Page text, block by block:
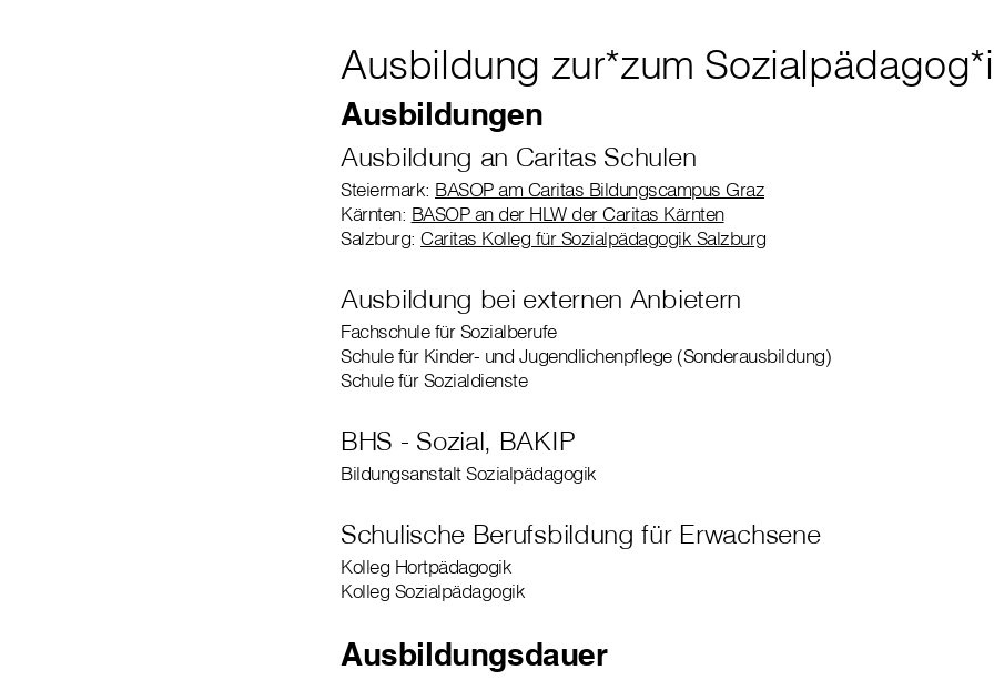
Ausbildung zur*zum
Ausbildungen
Ausbildung an Caritas Schulen
Steiermark: BASOP am Caritas Bildungscampus Graz
Kärnten: BASOP an der HLW der Caritas Kärnten
Salzburg: Caritas Kolleg für Sozialpädagogik Salzburg
Ausbildung bei externen Anbietern
Fachschule für Sozialberufe
Schule für Kinder- und Jugendlichenpflege (Sonderausbildung)
Schule für Sozialdienste
BHS - Sozial, BAKIP
Bildungsanstalt Sozialpädagogik
Schulische Berufsbildung für Erwachsene
Kolleg Hortpädagogik
Kolleg Sozialpädagogik
Ausbildungsdauer